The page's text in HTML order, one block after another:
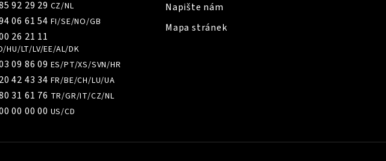
92 29 29 CZ/NL
06 61 54 FI/SE/NO/GB
26 21 11
HU/LT/LV/EE/AL/DK
09 86 09 ES/PT/XS/SVN/HR
42 43 34 FR/BE/CH/LU/UA
31 61 76 TR/GR/IT/CZ/NL
00 00 00 US/CD
Napište nám
Mapa stránek